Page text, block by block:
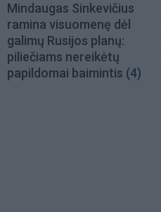
Mindaugas Sinkevičius
ramina visuomenę dėl
galimų Rusijos planų:
piliečiams nereikėtų
papildomai baimintis (4)